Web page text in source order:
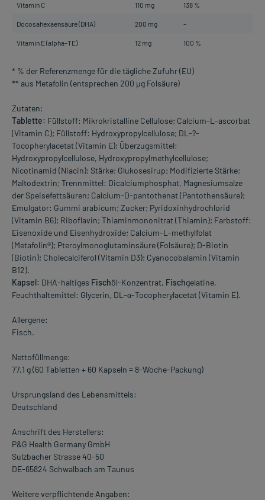
Vitamin C 110 mg 138 %
Docosahexaensäure (DHA) 200 mg –
Vitamin E (alpha–TE) 12 mg 100 %
* % der Referenzmenge für die tägliche Zufuhr (EU)
** aus Metafolin (entsprechen 200 µg Folsäure)
Zutaten:
Tablette: Füllstoff: Mikrokristalline Cellulose; Calcium-L-ascorbat
(Vitamin C); Füllstoff: Hydroxypropylcellulose; DL-?-
Tocopherylacetat (Vitamin E); Überzugsmittel:
Hydroxypropylcellulose, Hydroxypropylmethylcellulose;
Nicotinamid (Niacin); Stärke; Glukosesirup; Modifizierte Stärke;
Maltodextrin; Trennmittel: Dicalciumphosphat, Magnesiumsalze
der Speisefettsäuren; Calcium-D-pantothenat (Pantothensäure);
Emulgator: Gummi arabicum; Zucker; Pyridoxinhydrochlorid
(Vitamin B6); Riboflavin; Thiaminmononitrat (Thiamin); Farbstoff:
Eisenoxide und Eisenhydroxide; Calcium-L-methylfolat
(Metafolin®); Pteroylmonoglutaminsäure (Folsäure); D-Biotin
(Biotin); Cholecalciferol (Vitamin D3); Cyanocobalamin (Vitamin
B12).
Kapsel: DHA-haltiges Fischöl-Konzentrat, Fischgelatine,
Feuchthaltemittel: Glycerin, DL-α-Tocopherylacetat (Vitamin E).
Allergene:
Fisch.
Nettofüllmenge:
77,1 g (60 Tabletten + 60 Kapseln = 8-Woche-Packung)
Ursprungsland des Lebensmittels:
Deutschland
Anschrift des Herstellers:
P&G Health Germany GmbH
Sulzbacher Strasse 40-50
DE-65824 Schwalbach am Taunus
Weitere verpflichtende Angaben: